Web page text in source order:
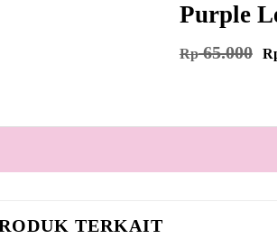
Purple
Rp65.000
TERKAIT